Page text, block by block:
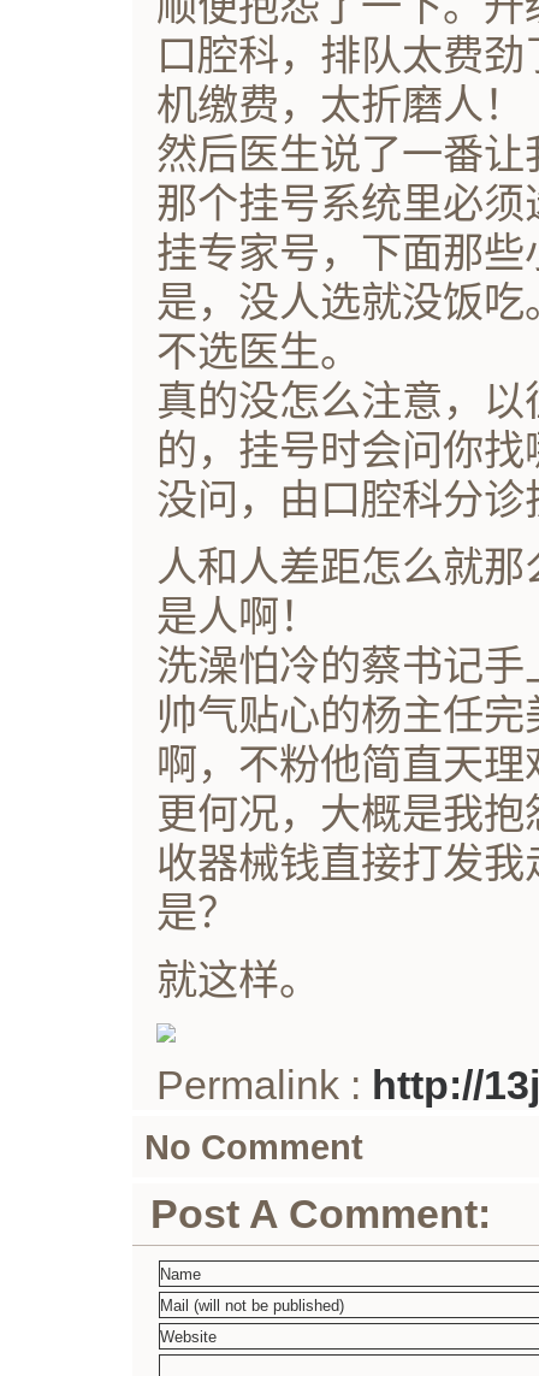
口腔科，排队太费
机缴费，太折磨人！
然后医生说了一番
那个挂号系统里必
挂专家号，下面那
是，没人选就没饭
不选医生。
真的没怎么注意，
的，挂号时会问你
没问，由口腔科分
人和人差距怎么就
是人啊！
洗澡怕冷的蔡书记
帅气贴心的杨主任
啊，不粉他简直天理
更何况，大概是我
收器械钱直接打发
是？
就这样。
Permalink : http://
No Comment
Post A Comment: